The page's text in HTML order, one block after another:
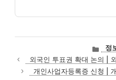
카
테
고
리
정
외국인 투표권 확대 논의 |
개인사업자등록증 신청 |